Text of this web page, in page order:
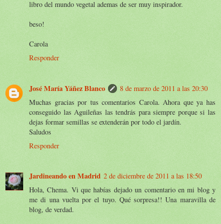
libro del mundo vegetal ademas de ser muy inspirador.
beso!
Carola
Responder
José María Yáñez Blanco
8 de marzo de 2011 a las 20:30
Muchas gracias por tus comentarios Carola. Ahora que ya has
conseguido las Aguileñas las tendrás para siempre porque si las
dejas formar semillas se extenderán por todo el jardín.
Saludos
Responder
Jardineando en Madrid 2 de diciembre de 2011 a las 18:50
Hola, Chema. Vi que habías dejado un comentario en mi blog y
me di una vuelta por el tuyo. Qué sorpresa!! Una maravilla de
blog, de verdad.